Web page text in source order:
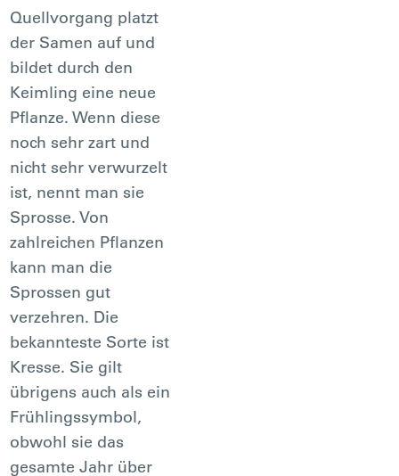
Quellvorgang platzt
der Samen auf und
bildet durch den
Keimling eine neue
Pflanze. Wenn diese
noch sehr zart und
nicht sehr verwurzelt
ist, nennt man sie
Sprosse. Von
zahlreichen Pflanzen
kann man die
Sprossen gut
verzehren. Die
bekannteste Sorte ist
Kresse. Sie gilt
übrigens auch als ein
Frühlingssymbol,
obwohl sie das
gesamte Jahr über